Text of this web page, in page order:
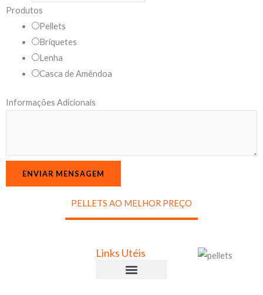
N
o
s
Produtos
Pellets
Briquetes
Lenha
Casca de Amêndoa
Informações Adicionais
ENVIAR MENSAGEM
PELLETS AO MELHOR PREÇO
Links Utéis